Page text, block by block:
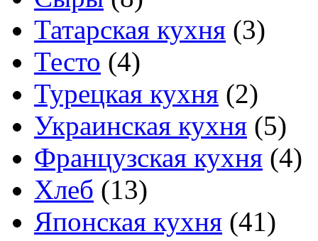
Татарская кухня (3)
Тесто (4)
Турецкая кухня (2)
Украинская кухня (5)
Французская кухня (4)
Хлеб (13)
Японская кухня (41)